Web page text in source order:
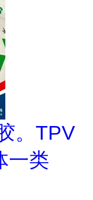
。TPV
一类